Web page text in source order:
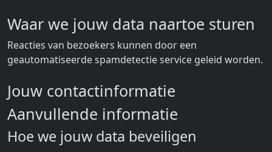
Waar we jouw data naartoe sturen
Reacties van bezoekers kunnen door een
geautomatiseerde spamdetectie service geleid worden.
Jouw contactinformatie
Aanvullende informatie
Hoe we jouw data beveiligen